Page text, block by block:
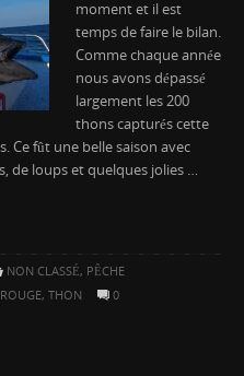
moment et il est
temps de faire le bilan.
Comme chaque année
nous avons dépassé
largement les 200
thons capturés cette
Ce fût une belle saison avec
de loups et quelques jolies …
NON CLASSÉ, PÊCHE
, THON 0